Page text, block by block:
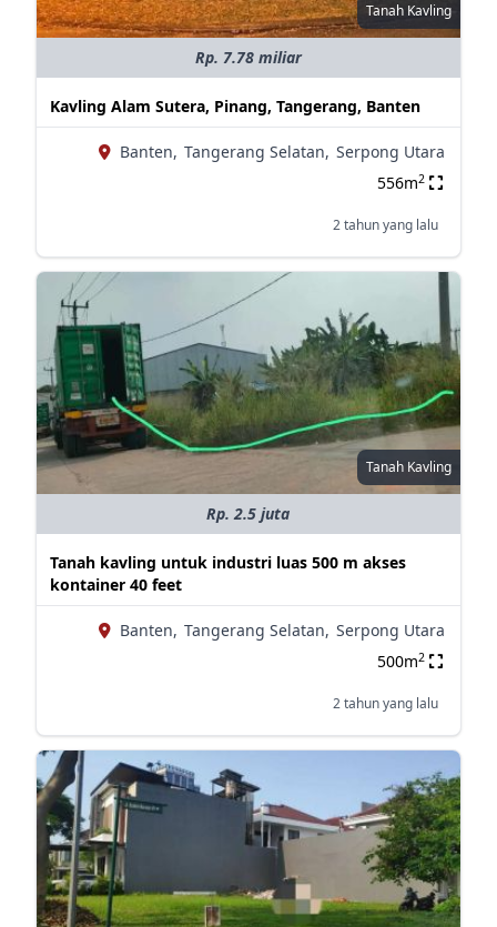
Tanah Kavling
Rp. 7.78 miliar
Kavling Alam Sutera, Pinang, Tangerang, Banten
Banten, Tangerang Selatan, Serpong Utara
556m2
2 tahun yang lalu
Tanah Kavling
Rp. 2.5 juta
Tanah kavling untuk industri luas 500 m akses
kontainer 40 feet
Banten, Tangerang Selatan, Serpong Utara
500m2
2 tahun yang lalu